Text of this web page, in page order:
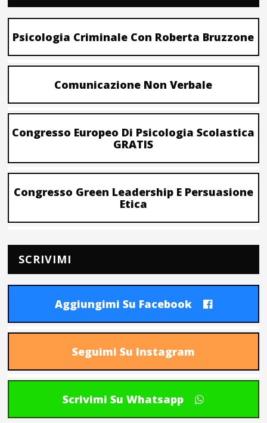
Psicologia Criminale Con Roberta Bruzzone
Comunicazione Non Verbale
Congresso Europeo Di Psicologia Scolastica
GRATIS
Congresso Green Leadership E Persuasione
Etica
SCRIVIMI
Aggiungimi Su Facebook
Seguimi Su Instagram
Scrivimi Su Whatsapp